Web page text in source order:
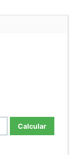
Calcular